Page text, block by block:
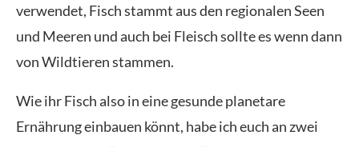
verwendet, Fisch stammt aus den regionalen Seen
und Meeren und auch bei Fleisch sollte es wenn dann
von Wildtieren stammen.
Wie ihr Fisch also in eine gesunde planetare
Ernährung einbauen könnt, habe ich euch an zwei